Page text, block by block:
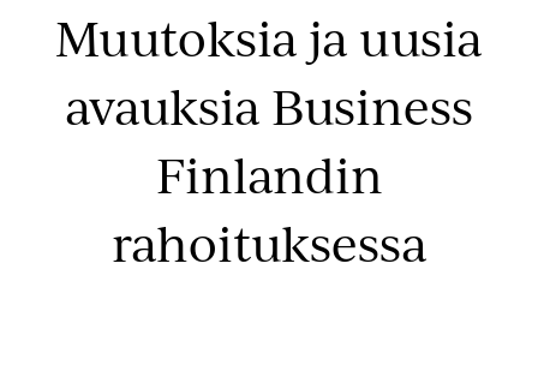
Muutoksia ja uusia
avauksia Business
Finlandin
rahoituksessa